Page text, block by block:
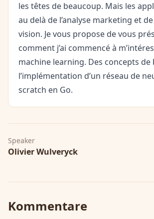
les têtes de beaucoup. Mais les
au delà de l’analyse marketing et
vision. Je vous propose de vous
comment j’ai commencé à
machine learning. Des concepts de
l’implémentation d’un réseau de
scratch en Go.
Speaker
Olivier Wulveryck
Kommentare